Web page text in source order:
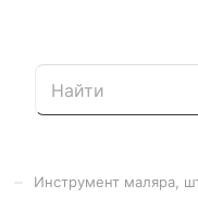
Инструмент маляра,